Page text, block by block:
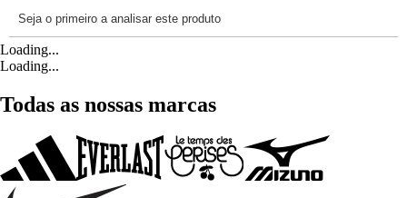
Loading...
Loading...
Todas as nossas marcas